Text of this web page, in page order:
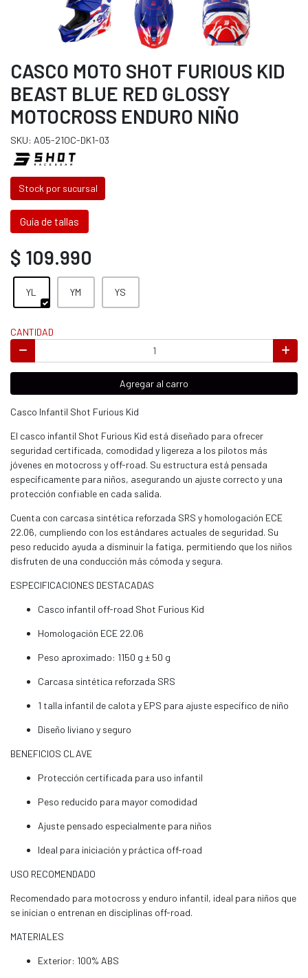
CASCO MOTO SHOT FURIOUS KID
BEAST BLUE RED GLOSSY
MOTOCROSS ENDURO NIÑO
SKU: A05-21OC-DK1-03
Stock por sucursal
Guía de tallas
$ 109.990
YL YM YS
CANTIDAD
Agregar al carro
Casco Infantil Shot Furious Kid
El casco infantil Shot Furious Kid está diseñado para ofrecer
seguridad certificada, comodidad y ligereza a los pilotos más
jóvenes en motocross y off-road. Su estructura está pensada
específicamente para niños, asegurando un ajuste correcto y una
protección confiable en cada salida.
Cuenta con carcasa sintética reforzada SRS y homologación ECE
22.06, cumpliendo con los estándares actuales de seguridad. Su
peso reducido ayuda a disminuir la fatiga, permitiendo que los niños
disfruten de una conducción más cómoda y segura.
ESPECIFICACIONES DESTACADAS
Casco infantil off-road Shot Furious Kid
Homologación ECE 22.06
Peso aproximado: 1150 g ± 50 g
Carcasa sintética reforzada SRS
1 talla infantil de calota y EPS para ajuste específico de niño
Diseño liviano y seguro
BENEFICIOS CLAVE
Protección certificada para uso infantil
Peso reducido para mayor comodidad
Ajuste pensado especialmente para niños
Ideal para iniciación y práctica off-road
USO RECOMENDADO
Recomendado para motocross y enduro infantil, ideal para niños que
se inician o entrenan en disciplinas off-road.
MATERIALES
Exterior: 100% ABS